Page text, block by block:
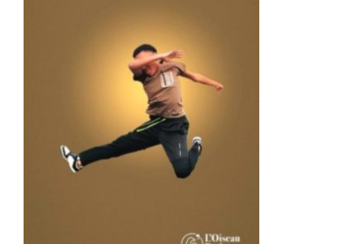
AJOUTER AU PANIER